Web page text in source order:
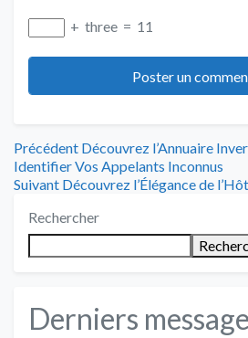
+ three = 11
Navigation
de
l’article
Précédent Article
précédent
:
Découvrez l’Annuaire
Identifier Vos Appelants Inconnus
Suivant Article
:
Découvrez l’Élégance de
Rechercher
Derniers